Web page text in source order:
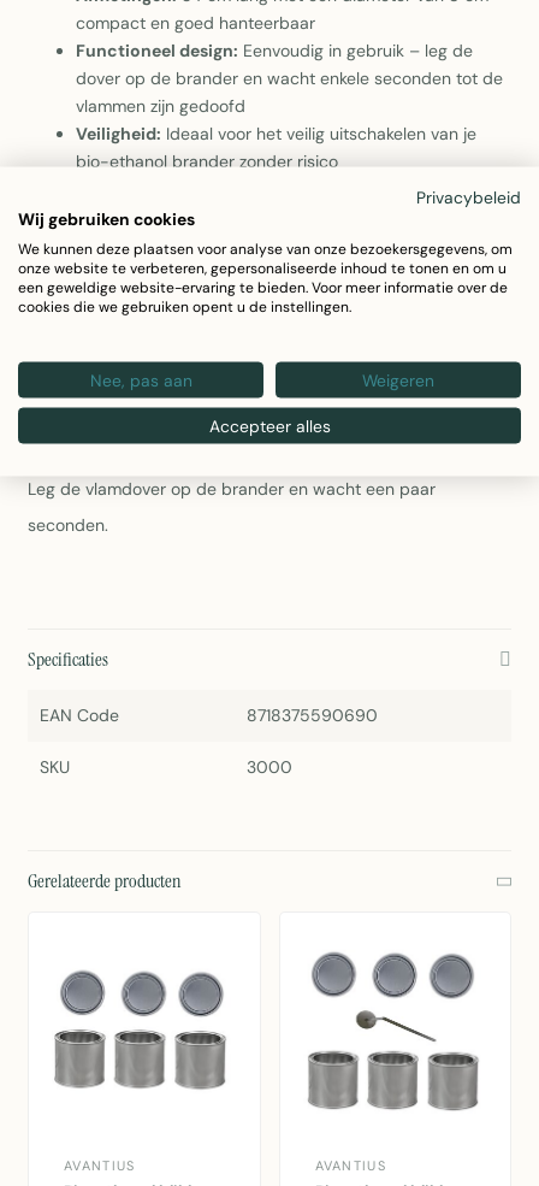
compact en goed hanteerbaar
Functioneel design: Eenvoudig in gebruik – leg de
dover op de brander en wacht enkele seconden tot de
vlammen zijn gedoofd
Veiligheid: Ideaal voor het veilig uitschakelen van je
bio-ethanol brander zonder risico
1x vlammendover
Materiaal •Roestvrij staal
•Lengte 34 cm
Leg de vlamdover op de brander en wacht een paar
seconden.
Specificaties
EAN Code 8718375590690
SKU 3000
Gerelateerde producten
AVANTIUS AVANTIUS
Privacybeleid
Wij gebruiken cookies
We kunnen deze plaatsen voor analyse van onze bezoekersgegevens, om
onze website te verbeteren, gepersonaliseerde inhoud te tonen en om u
een geweldige website-ervaring te bieden. Voor meer informatie over de
cookies die we gebruiken opent u de instellingen.
Nee, pas aan Weigeren
Accepteer alles